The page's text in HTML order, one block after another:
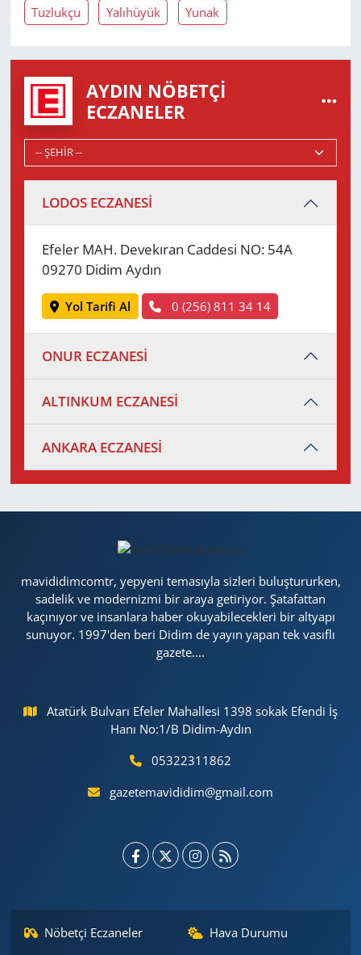
Tuzlukçu Yalıhüyük Yunak
AYDIN NÖBETÇI
ECZANELER
LODOS ECZANESİ
Efeler MAH. Devekıran Caddesi NO: 54A
09270 Didim Aydın
Yol Tarifi Al 0 (256) 811 34 14
ONUR ECZANESİ
ALTINKUM ECZANESİ
ANKARA ECZANESİ
mavididimcomtr, yepyeni temasıyla sizleri buluştururken,
sadelik ve modernizmi bir araya getiriyor. Şatafattan
kaçınıyor ve insanlara haber okuyabilecekleri bir altyapı
sunuyor. 1997'den beri Didim de yayın yapan tek vasıflı
gazete....
Atatürk Bulvarı Efeler Mahallesi 1398 sokak Efendi İş
Hanı No:1/B Didim-Aydın
05322311862
gazetemavididim@gmail.com
Nöbetçi Eczaneler Hava Durumu